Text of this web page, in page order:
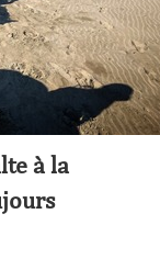
à la